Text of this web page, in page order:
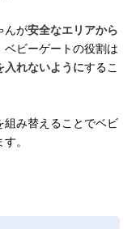
んが安全なエリアから
ビーゲートの役割は
入れないようにするこ
組み替えることでベビ
。